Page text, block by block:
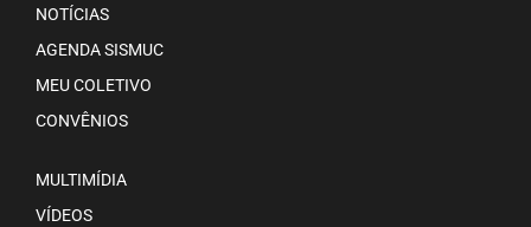
NOTÍCIAS
AGENDA SISMUC
MEU COLETIVO
CONVÊNIOS
MULTIMÍDIA
VÍDEOS